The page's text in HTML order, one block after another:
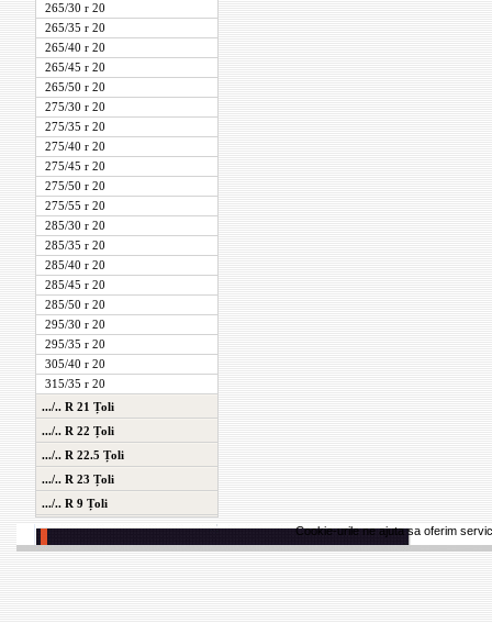
265/30 r 20
265/35 r 20
265/40 r 20
265/45 r 20
265/50 r 20
275/30 r 20
275/35 r 20
275/40 r 20
275/45 r 20
275/50 r 20
275/55 r 20
285/30 r 20
285/35 r 20
285/40 r 20
285/45 r 20
285/50 r 20
295/30 r 20
295/35 r 20
305/40 r 20
315/35 r 20
.../.. R 21 Țoli
.../.. R 22 Țoli
.../.. R 22.5 Țoli
.../.. R 23 Țoli
.../.. R 9 Țoli
Cookie-urile ne ajuta sa oferim